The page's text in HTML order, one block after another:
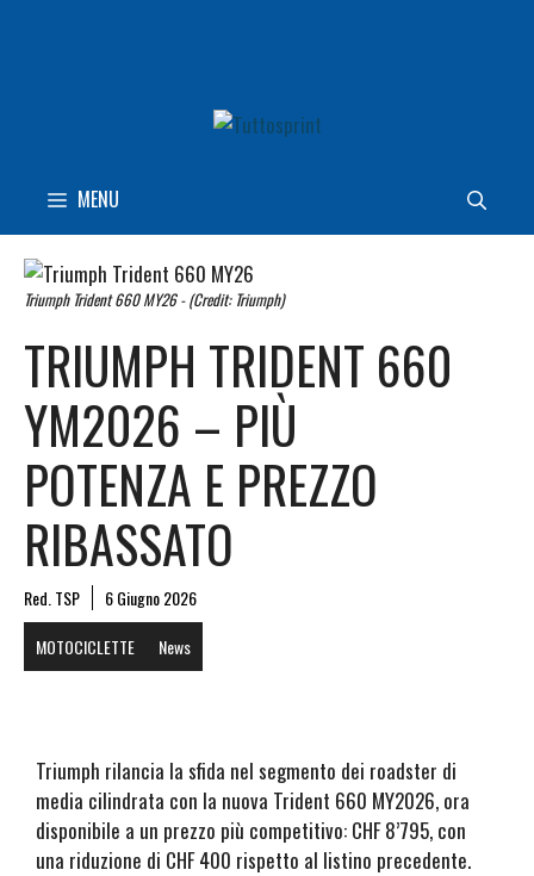
MENU
TRIUMPH TRIDENT 660
YM2026 – PIÙ
POTENZA E PREZZO
RIBASSATO
Red. TSP
6 Giugno 2026
MOTOCICLETTE
News
Triumph Trident 660 MY26 - (Credit: Triumph)
Triumph rilancia la sfida nel segmento dei roadster di
media cilindrata con la nuova Trident 660 MY2026, ora
disponibile a un prezzo più competitivo: CHF 8’795, con
una riduzione di CHF 400 rispetto al listino precedente.